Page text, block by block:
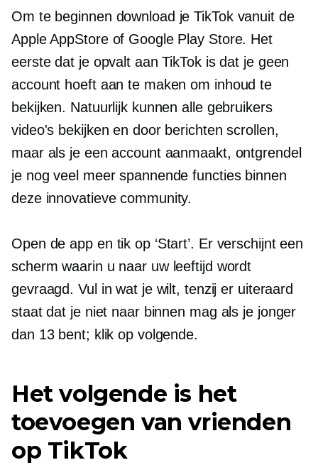
Om te beginnen download je TikTok vanuit de
Apple AppStore of Google Play Store. Het
eerste dat je opvalt aan TikTok is dat je geen
account hoeft aan te maken om inhoud te
bekijken. Natuurlijk kunnen alle gebruikers
video's bekijken en door berichten scrollen,
maar als je een account aanmaakt, ontgrendel
je nog veel meer spannende functies binnen
deze innovatieve community.
Open de app en tik op ‘Start’. Er verschijnt een
scherm waarin u naar uw leeftijd wordt
gevraagd. Vul in wat je wilt, tenzij er uiteraard
staat dat je niet naar binnen mag als je jonger
dan 13 bent; klik op volgende.
Het volgende is het
toevoegen van vrienden
op TikTok